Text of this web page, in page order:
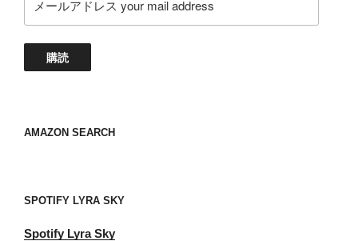
ー
ド
your
購読
AMAZON SEARCH
SPOTIFY LYRA SKY
Spotify Lyra Sky